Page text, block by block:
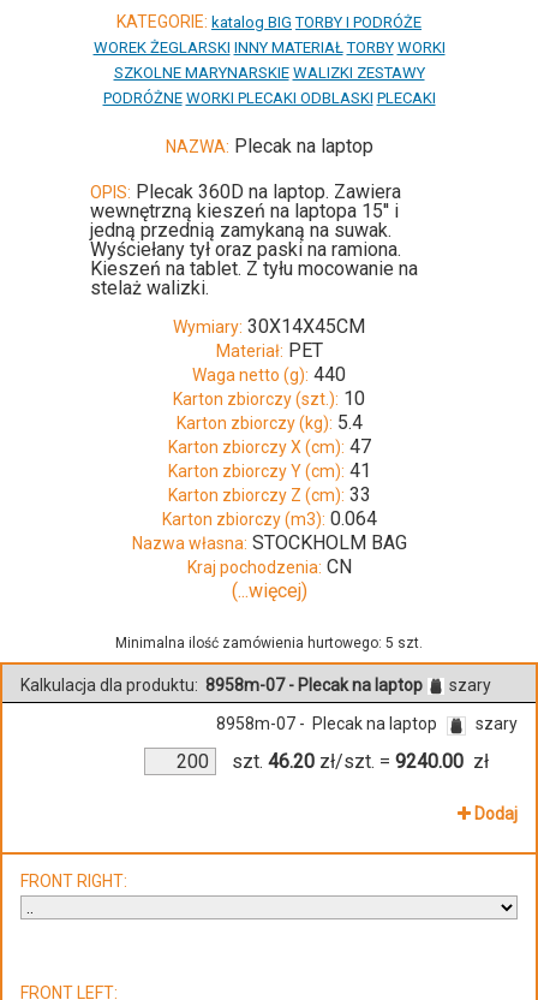
KATEGORIE: katalog BIG TORBY I PODRÓŻE
WOREK ŻEGLARSKI INNY MATERIAŁ TORBY WORKI
SZKOLNE MARYNARSKIE WALIZKI ZESTAWY
PODRÓŻNE WORKI PLECAKI ODBLASKI PLECAKI
NAZWA: Plecak na laptop
OPIS: Plecak 360D na laptop. Zawiera
wewnętrzną kieszeń na laptopa 15'' i
jedną przednią zamykaną na suwak.
Wyściełany tył oraz paski na ramiona.
Kieszeń na tablet. Z tyłu mocowanie na
stelaż walizki.
Wymiary: 30X14X45CM
Materiał: PET
Waga netto (g): 440
Karton zbiorczy (szt.): 10
Karton zbiorczy (kg): 5.4
Karton zbiorczy X (cm): 47
Karton zbiorczy Y (cm): 41
Karton zbiorczy Z (cm): 33
Karton zbiorczy (m3): 0.064
Nazwa własna: STOCKHOLM BAG
Kraj pochodzenia: CN
(...więcej)
Minimalna ilość zamówienia hurtowego: 5 szt.
Kalkulacja dla produktu: 8958m-07 - Plecak na laptop szary
8958m-07 - Plecak na laptop szary
szt. 46.20 zł/szt. = 9240.00 zł
Dodaj
FRONT RIGHT:
FRONT LEFT: